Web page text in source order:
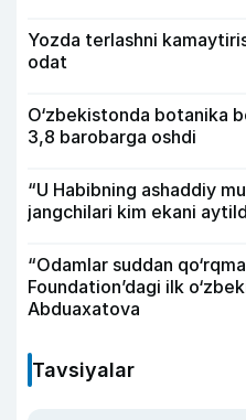
Yozda terlashni
odat
O‘zbekistonda botanika
3,8 barobarga oshdi
“U Habibning ashaddiy
jangchilari kim ekani
“Odamlar suddan
Foundation’dagi ilk
Abduaxatova
Tavsiyalar